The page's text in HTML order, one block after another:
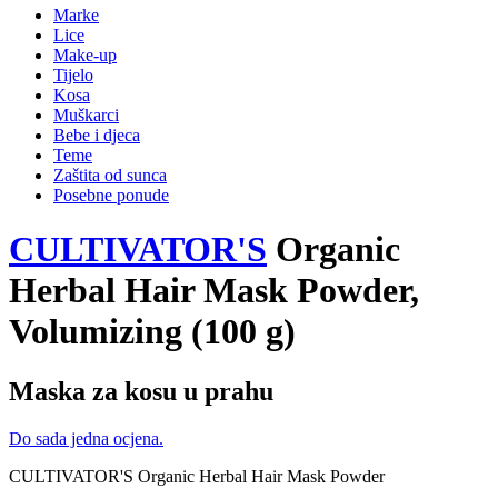
Marke
Lice
Make-up
Tijelo
Kosa
Muškarci
Bebe i djeca
Teme
Zaštita od sunca
Posebne ponude
CULTIVATOR'S Organic
Herbal Hair Mask Powder,
Volumizing (100 g)
Maska za kosu u prahu
Do sada jedna ocjena.
CULTIVATOR'S Organic Herbal Hair Mask Powder